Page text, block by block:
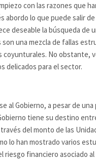
con las razones que
abordo lo que puede salir
deseable la búsqueda de
una mezcla de fallas
No obstante,
delicados para el sector.
al Gobierno, a pesar de
tiene su destino
del monto de las
lo han mostrado varios
financiero asociado